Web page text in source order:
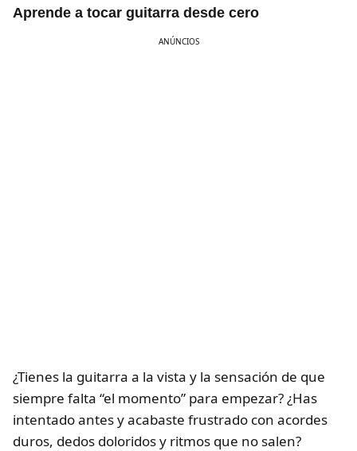
Aprende a tocar guitarra desde cero
ANÚNCIOS
¿Tienes la guitarra a la vista y la sensación de que
siempre falta “el momento” para empezar? ¿Has
intentado antes y acabaste frustrado con acordes
duros, dedos doloridos y ritmos que no salen?